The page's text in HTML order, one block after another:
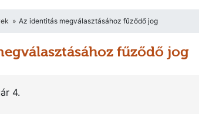
Az identitás megválasztásához fűződő jog
fűződő jog
4.